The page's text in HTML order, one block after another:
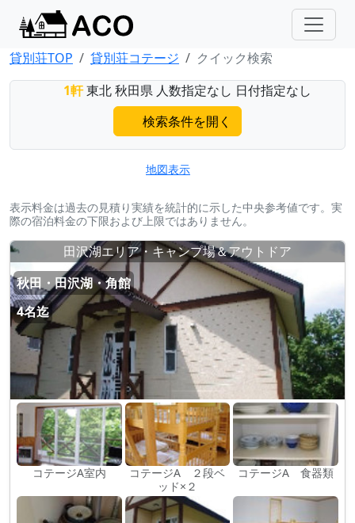
貸別荘TOP 貸別荘コテージ
クイック検索
1軒東北 秋田県 人数指定なし 日付指定なし
検索条件を開く
地図表示
表示料金は過去の見積り実績を統計的に示した中央参考値です。実
際の宿泊料金の下限および上限ではありません。
田沢湖エリア・キャンプ場＆アウトドア
秋田・田沢湖・角館
4名迄
コテージA室内
コテージA ２段ベ
ッド×２
コテージA 食器類